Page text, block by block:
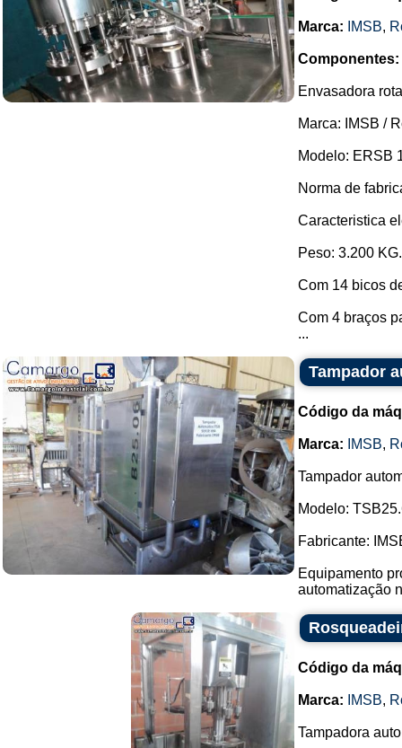
Marca: IMSB,
Componentes:
Envasadora
Marca: IMSB /
Modelo: ERSB
Norma de
Caracteristica
Peso: 3.200 KG.
Com 14 bicos
Com 4 braços
...
Tampador
Código da
Marca: IMSB,
Tampador
Modelo:
Fabricante:
Equipamento
automatização
Código da
Marca: IMSB,
Tampadora